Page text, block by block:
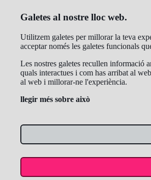
Galetes al nostre lloc web.
Utilitzem galetes per millorar la teva
acceptar només les galetes funcionals
Les nostres galetes recullen informació
quals interactues i com has arribat al
al web i millorar-ne l'experiència.
llegir més sobre això